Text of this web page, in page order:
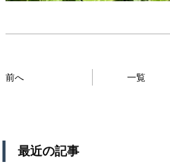
前へ 一覧
最近の記事